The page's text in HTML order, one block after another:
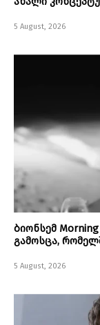
5 August, 2026
ბიონსემ
გამოსცა,
5 August, 2026